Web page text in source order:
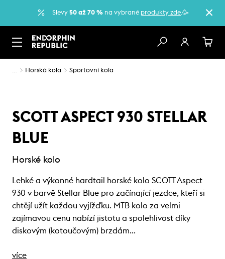
Slevy 50 až 70 % na vybrané produkty zde.🥳
… Horská kola Sportovní kola
SCOTT ASPECT 930 STELLAR
BLUE
Horské kolo
Lehké a výkonné hardtail horské kolo SCOTT Aspect
930 v barvě Stellar Blue pro začínající jezdce, kteří si
chtějí užít každou vyjížďku. MTB kolo za velmi
zajímavou cenu nabízí jistotu a spolehlivost díky
diskovým (kotoučovým) brzdám…
více